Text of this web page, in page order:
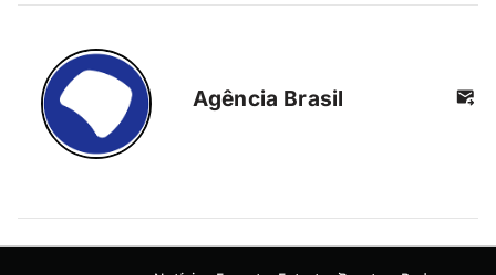
Agência Brasil